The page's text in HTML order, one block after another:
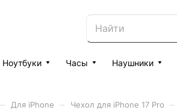
Ноутбуки Часы Наушники
Для iPhone Чехол для iPhone 17 Pro